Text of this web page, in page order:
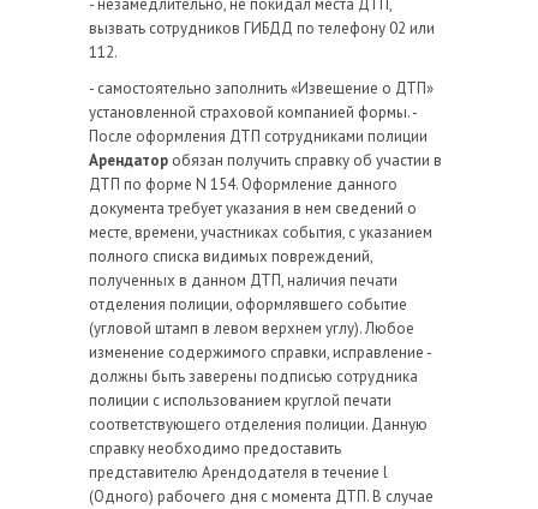
- незамедлительно, не покидал места ДТП,
вызвать сотрудников ГИБДД по телефону 02 или
112.
- самостоятельно заполнить «Извещение о ДТП»
установленной страховой компанией формы. -
После оформления ДТП сотрудниками полиции
Арендатор обязан получить справку об участии в
ДТП по форме N 154. Оформление данного
документа требует указания в нем сведений о
месте, времени, участниках события, с указанием
полного списка видимых повреждений,
полученных в данном ДТП, наличия печати
отделения полиции, оформлявшего событие
(угловой штамп в левом верхнем углу). Любое
изменение содержимого справки, исправление -
должны быть заверены подписью сотрудника
полиции с использованием круглой печати
соответствующего отделения полиции. Данную
справку необходимо предоставить
представителю Арендодателя в течение l
(Одного) рабочего дня с момента ДТП. В случае